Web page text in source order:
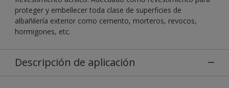
proteger y embellecer toda clase de superficies de
albañilería exterior como cemento, morteros, revocos,
hormigones, etc.
Descripción de aplicación